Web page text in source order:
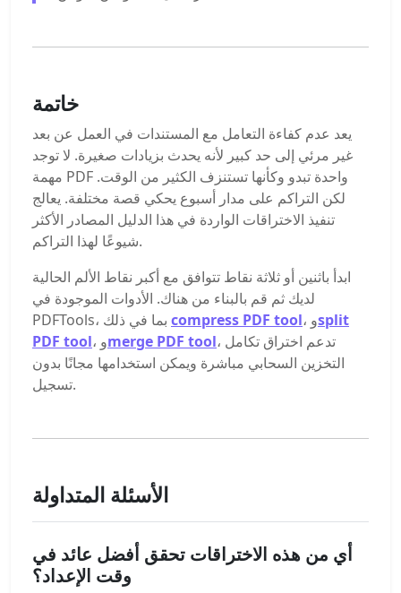
خاتمة
يعد عدم كفاءة التعامل مع المستندات في العمل عن بعد
غير مرئي إلى حد كبير لأنه يحدث بزيادات صغيرة. لا توجد
مهمة PDF واحدة تبدو وكأنها تستنزف الكثير من الوقت.
لكن التراكم على مدار أسبوع يحكي قصة مختلفة. يعالج
تنفيذ الاختراقات الواردة في هذا الدليل المصادر الأكثر
شيوعًا لهذا التراكم.
ابدأ باثنين أو ثلاثة نقاط تتوافق مع أكبر نقاط الألم الحالية
لديك ثم قم بالبناء من هناك. الأدوات الموجودة في
compress PDF tool ، وsplit
PDF tool ، وmerge PDF tool، تدعم اختراق تكامل
التخزين السحابي مباشرة ويمكن استخدامها مجانًا بدون
تسجيل.
الأسئلة المتداولة
أي من هذه الاختراقات تحقق أفضل عائد في
وقت الإعداد؟